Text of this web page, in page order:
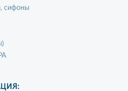
сифоны